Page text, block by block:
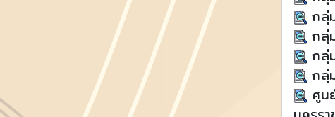
กลุ่
กลุ่
กลุ่
กลุ่
ศูน